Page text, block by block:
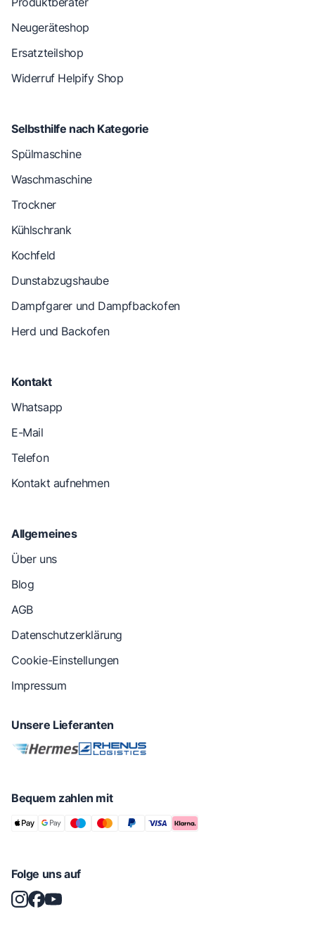
Neugeräteshop
Ersatzteilshop
Widerruf Helpify Shop
Selbsthilfe nach Kategorie
Spülmaschine
Waschmaschine
Trockner
Kühlschrank
Kochfeld
Dunstabzugshaube
Dampfgarer und Dampfbackofen
Herd und Backofen
Kontakt
Whatsapp
E-Mail
Telefon
Kontakt aufnehmen
Allgemeines
Über uns
Blog
AGB
Datenschutzerklärung
Cookie-Einstellungen
Impressum
Unsere Lieferanten
Bequem zahlen mit
Folge uns auf